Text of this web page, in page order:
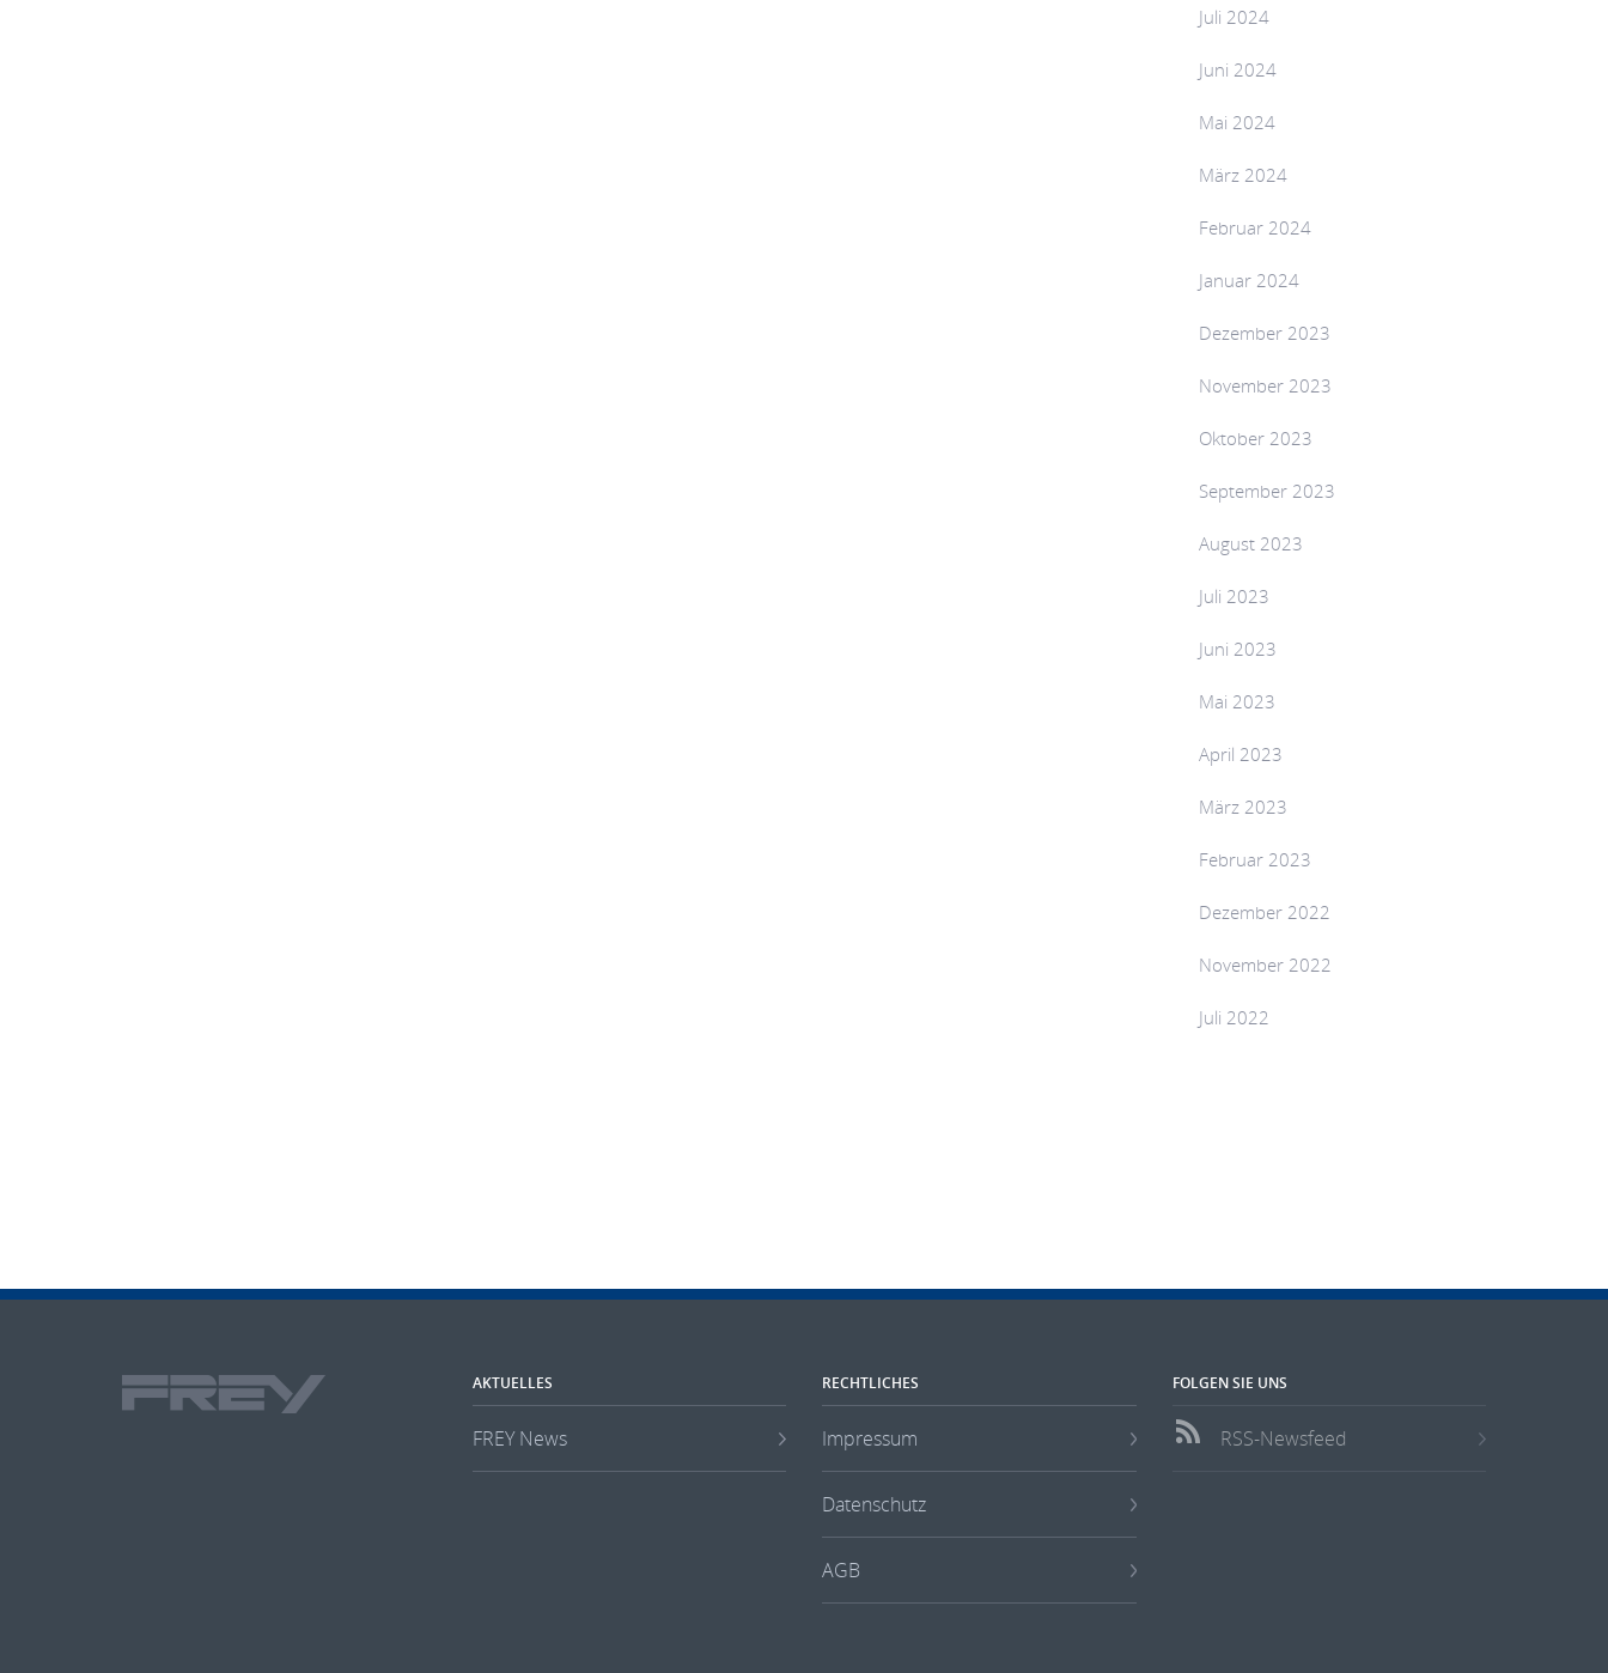
Juli 2024
Juni 2024
Mai 2024
März 2024
Februar 2024
Januar 2024
Dezember 2023
November 2023
Oktober 2023
September 2023
August 2023
Juli 2023
Juni 2023
Mai 2023
April 2023
März 2023
Februar 2023
Dezember 2022
November 2022
Juli 2022
AKTUELLES
FREY News
RECHTLICHES
Impressum
Datenschutz
AGB
FOLGEN SIE UNS
RSS-Newsfeed